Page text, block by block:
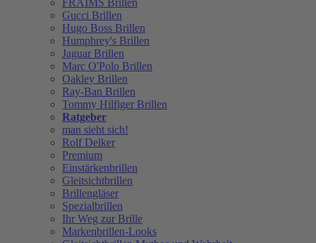
FRAIMS Brillen
Gucci Brillen
Hugo Boss Brillen
Humphrey's Brillen
Jaguar Brillen
Marc O'Polo Brillen
Oakley Brillen
Ray-Ban Brillen
Tommy Hilfiger Brillen
Ratgeber
man sieht sich!
Rolf Delker
Premium
Einstärkenbrillen
Gleitsichtbrillen
Brillengläser
Spezialbrillen
Ihr Weg zur Brille
Markenbrillen-Looks